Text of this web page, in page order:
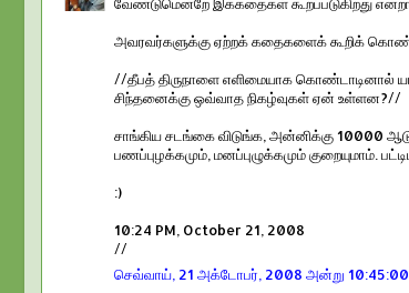
அவரவர்களுக்கு ஏற்றக் கதைகளைக் கூறிக்
//தீபத் திருநாளை எளிமையாக கொண்டாடினால்
சிந்தனைக்கு ஒவ்வாத நிகழ்வுகள் ஏன் உள்ளன?//
சாங்கிய சடங்கை விடுங்க, அன்னிக்கு 10000
பணப்புழக்கமும், மனப்புழுக்கமும் குறையுமாம்.
:)
10:24 PM, October 21, 2008
//
செவ்வாய், 21 அக்டோபர், 2008 அன்று 10:45:00